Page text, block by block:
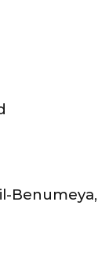
Benumeya,